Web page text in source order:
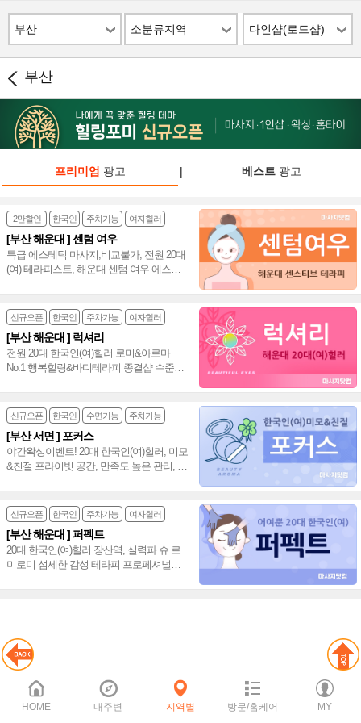
부산 소분류지역 다인샵(로드샵)
부산
프리미엄 광고 | 베스트광고
2만할인 한국인 주차가능 여자힐러
[부산 해운대 ] 센텀 여우
특급 에스테틱 마사지,비교불가, 전원 20대
(여) 테라피스트, 해운대 센텀 여우 에스테
신규오픈 한국인 주차가능 여자힐러
[부산 해운대 ] 럭셔리
전원 20대 한국인(여)힐러 로미&아로마
No.1 행복힐링&바디테라피 종결샵 수준높
신규오픈 한국인 수면가능 주차가능
[부산 서면 ] 포커스
야간왁싱이벤트! 20대 한국인(여)힐러, 미모
&친절 프라이빗 공간, 만족도 높은 관리, 시
신규오픈 한국인 주차가능 여자힐러
[부산 해운대 ] 퍼펙트
20대 한국인(여)힐러 장산역, 실력파 슈 로
미로미 섬세한 감성 테라피 프로페셔널한
HOME 내주변 지역별 방문/홈케어 MY